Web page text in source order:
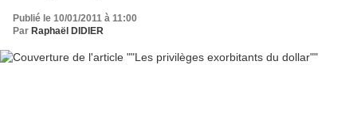
Publié le 10/01/2011 à 11:00
Par Raphaël DIDIER